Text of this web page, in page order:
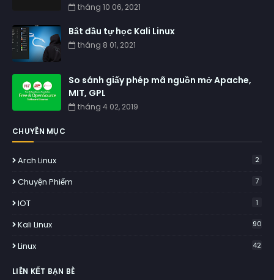
tháng 10 06, 2021
Bắt đầu tự học Kali Linux
tháng 8 01, 2021
So sánh giấy phép mã nguồn mở Apache,
MIT, GPL
tháng 4 02, 2019
CHUYÊN MỤC
Arch Linux 2
Chuyện Phiếm 7
IOT 1
Kali Linux 90
Linux 42
LIÊN KẾT BẠN BÈ